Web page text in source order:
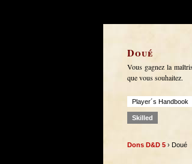
Doué
Vous gagnez la
que vous souhaitez.
Player´s Handbook
Skilled
Dons D&D 5 › Doué